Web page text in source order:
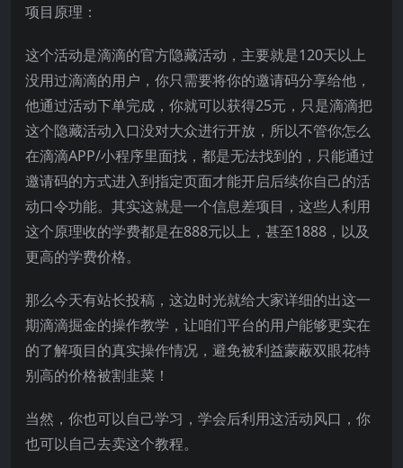
项目原理：
这个活动是滴滴的官方隐藏活动，主要就是120天以上
没用过滴滴的用户，你只需要将你的邀请码分享给他，
他通过活动下单完成，你就可以获得25元，只是滴滴把
这个隐藏活动入口没对大众进行开放，所以不管你怎么
在滴滴APP/小程序里面找，都是无法找到的，只能通过
邀请码的方式进入到指定页面才能开启后续你自己的活
动口令功能。其实这就是一个信息差项目，这些人利用
这个原理收的学费都是在888元以上，甚至1888，以及
更高的学费价格。
那么今天有站长投稿，这边时光就给大家详细的出这一
期滴滴掘金的操作教学，让咱们平台的用户能够更实在
的了解项目的真实操作情况，避免被利益蒙蔽双眼花特
别高的价格被割韭菜！
当然，你也可以自己学习，学会后利用这活动风口，你
也可以自己去卖这个教程。